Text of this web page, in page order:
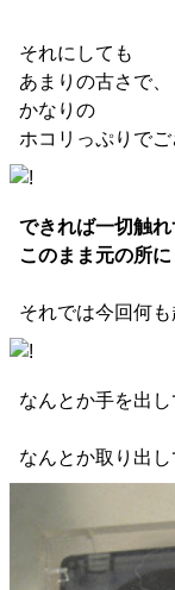
それにしても
あまりの古さで、
かなりの
ホコリっぷりでご
できれば一切触れ
このまま元の所
それでは今回何
なんとか手を出し
なんとか取り出し